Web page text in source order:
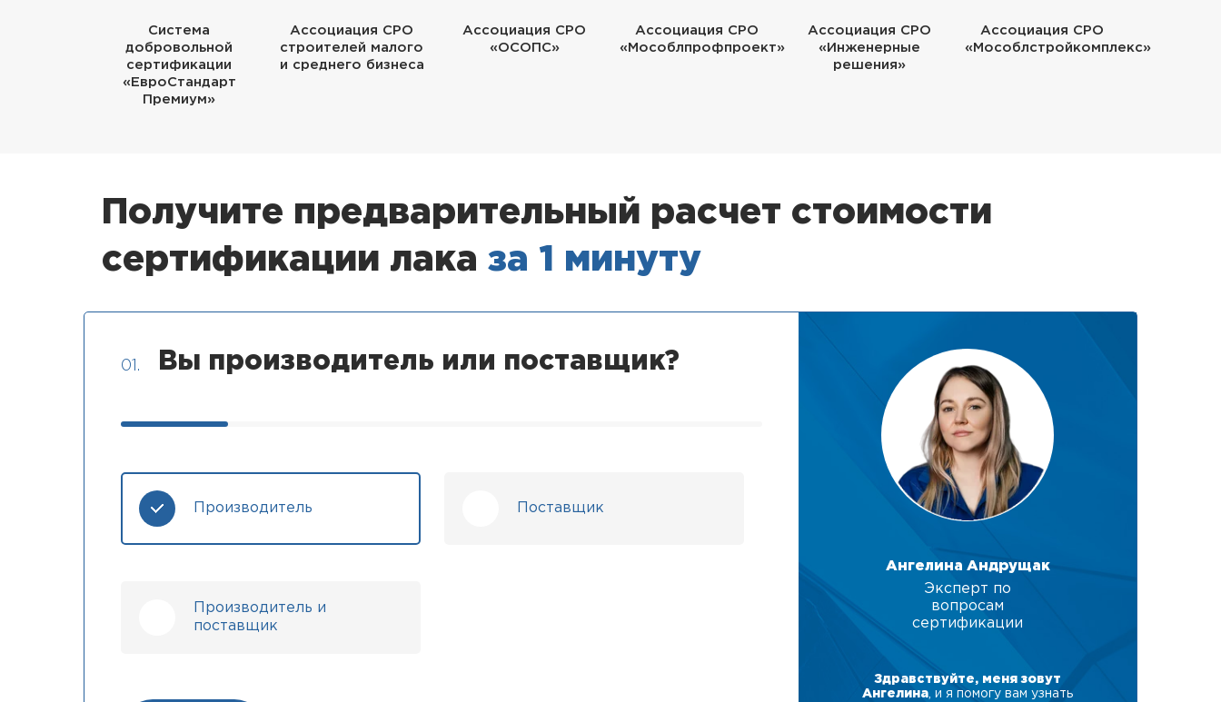
Система
добровольной
сертификации
«ЕвроСтандарт
Премиум»
Ассоциация СРО
строителей малого
и среднего бизнеса
Ассоциация СРО
«ОСОПС»
Ассоциация СРО
«Мособлпрофпроект»
Ассоциация СРО
«Инженерные
решения»
Ассоциация СРО
«Мособлстройкомплекс»
Получите предварительный расчет стоимости
сертификации лака за 1 минуту
01. Вы производитель или поставщик?
Производитель Поставщик
Производитель и
поставщик
Ангелина Андрущак
Эксперт по
вопросам
сертификации
Здравствуйте, меня зовут
Ангелина , и я помогу вам узнать